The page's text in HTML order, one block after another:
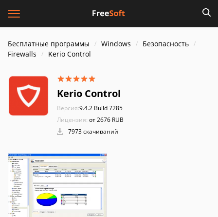
Бесплатные программы Windows
Безопасность
Firewalls
Kerio Control
Kerio Control
Версия:9.4.2 Build 7285
Лицензия: от 2676 RUB
7973 скачиваний